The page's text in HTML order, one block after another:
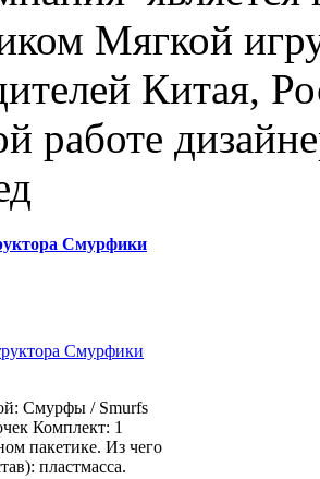
Мягкой
Китая,
работе
Смурфики
Смурфы / Smurfs
Комплект: 1
пакетике. Из чего
пластмасса.